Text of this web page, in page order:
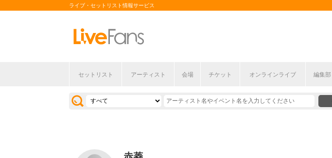
ライブ・セットリスト情報サービス
セットリスト アーティスト 会場 チケット オンラインライブ 編集部